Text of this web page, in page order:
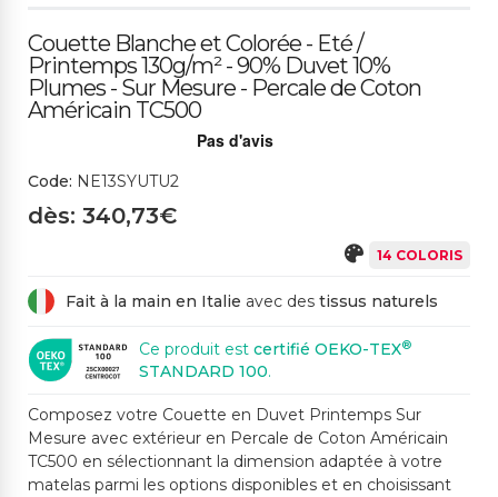
17471ME JAUNE OCR
Couette Blanche et Colorée - Eté /
Printemps 130g/m² - 90% Duvet 10%
Plumes - Sur Mesure - Percale de Coton
Américain TC500
Code: NE13SYUTU2
dès: 340,73€
14 COLORIS
Fait à la main en Italie avec des tissus naturels
Ce produit est certifié OEKO-TEX®
STANDARD 100.
Composez votre Couette en Duvet Printemps Sur
Mesure avec extérieur en Percale de Coton Américain
TC500 en sélectionnant la dimension adaptée à votre
matelas parmi les options disponibles et en choisissant